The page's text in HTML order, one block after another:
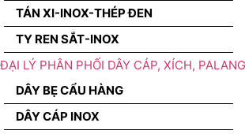
TÁN XI-INOX-THÉP ĐEN
TY REN SẮT-INOX
ĐẠI LÝ PHÂN PHỐI DÂY CÁP, XÍCH,
DÂY BẸ CẨU HÀNG
DÂY CÁP INOX